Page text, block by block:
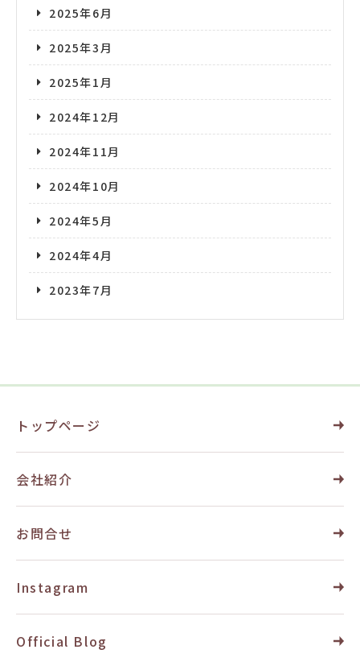
2025年6月
2025年3月
2025年1月
2024年12月
2024年11月
2024年10月
2024年5月
2024年4月
2023年7月
トップページ
会社紹介
お問合せ
Instagram
Official Blog